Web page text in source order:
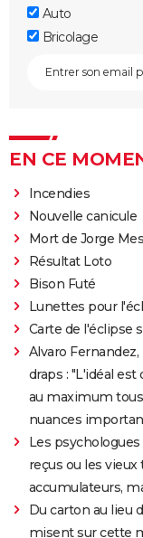
Auto
Bricolage
EN CE
Incendies
Nouvelle canicule
Mort de Jorge
Résultat Loto
Bison Futé
Lunettes pour
Carte de l'éclipse
Alvaro
draps : "L'idéal
au maximum tous
nuances
Les
reçus ou les
accumulateurs,
Du carton au lieu
misent sur cette